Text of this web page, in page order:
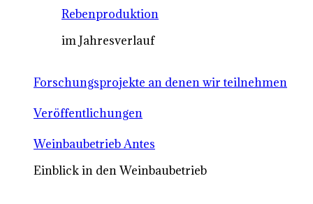
Rebenproduktion
im Jahresverlauf
Forschungsprojekte an denen wir teilnehmen
Veröffentlichungen
Weinbaubetrieb Antes
Einblick in den Weinbaubetrieb